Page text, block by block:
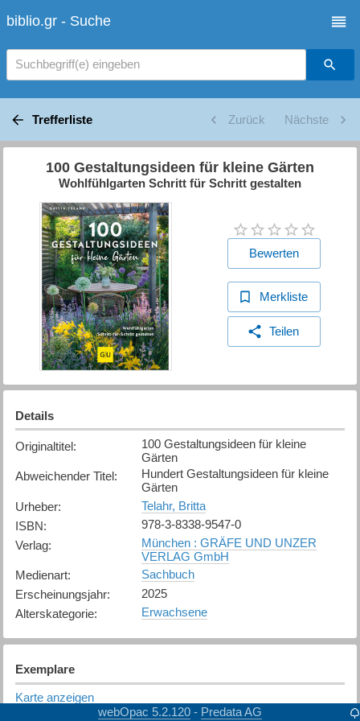
biblio.gr - Suche
Suchbegriff(e) eingeben
Trefferliste Zurück Nächste
100 Gestaltungsideen für kleine Gärten
Wohlfühlgarten Schritt für Schritt gestalten
Bewerten
Merkliste
Teilen
Details
Originaltitel:
100 Gestaltungsideen für kleine
Gärten
Abweichender Titel:
Hundert Gestaltungsideen für kleine
Gärten
Urheber:
Telahr, Britta
ISBN:
978-3-8338-9547-0
Verlag:
München : GRÄFE UND UNZER
VERLAG GmbH
Medienart:
Sachbuch
Erscheinungsjahr:
2025
Alterskategorie: Erwachsene
Exemplare
Karte anzeigen
webOpac 5.2.120 - Predata AG